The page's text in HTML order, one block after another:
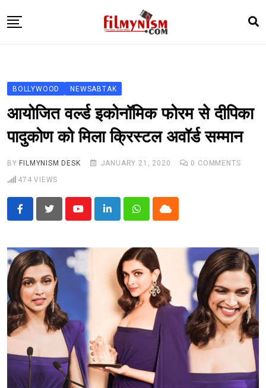
to
TELEVISION
BHOJPURI
NEWS ABTAK
STARRY SIDES
BOLLYWOOD NEWSABTAK
आयोजित वर्ल्ड इकोनॉमिक फोरम से दीपिका
पादुकोण को मिला क्रिस्टल अवॉर्ड सम्मान
BY FILMYNISM DESK JANUARY 21, 2020 0 COMMENTS
474 VIEWS
YoutubeLinkedInWhatsappCloud